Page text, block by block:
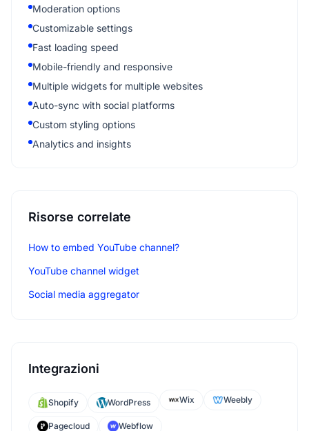
Moderation options
Customizable settings
Fast loading speed
Mobile-friendly and responsive
Multiple widgets for multiple websites
Auto-sync with social platforms
Custom styling options
Analytics and insights
Risorse correlate
How to embed YouTube channel?
YouTube channel widget
Social media aggregator
Integrazioni
Shopify WordPress Wix Weebly
Pagecloud Webflow